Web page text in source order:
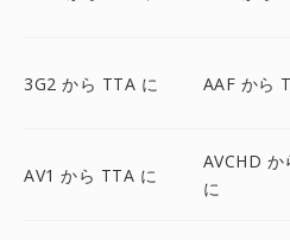
3G2 から TTA に AAF から
AV1 から TTA に
AVCHD
に